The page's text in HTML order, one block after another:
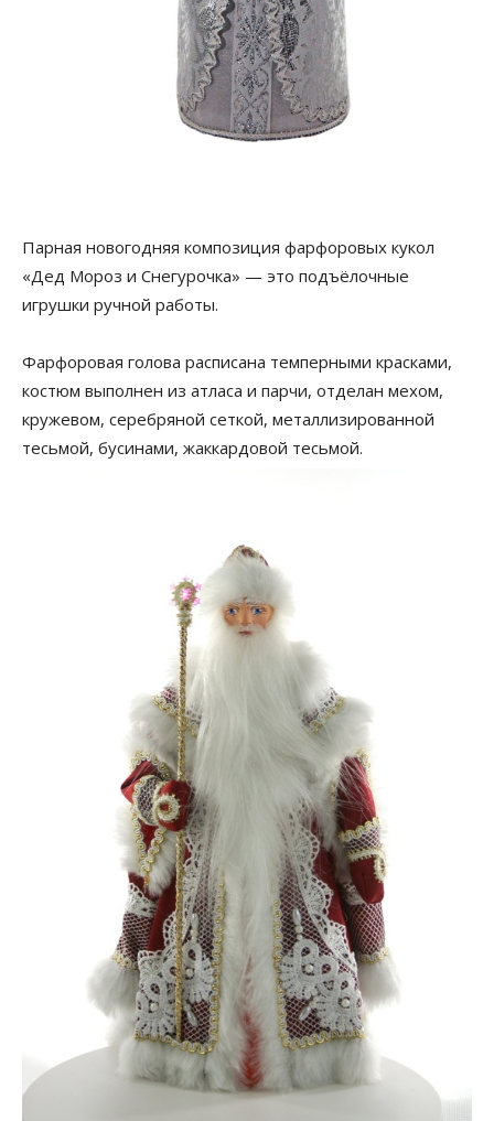
Парная новогодняя композиция фарфоровых кукол
«Дед Мороз и Снегурочка» — это подъёлочные
игрушки ручной работы.
Фарфоровая голова расписана темперными красками,
костюм выполнен из атласа и парчи, отделан мехом,
кружевом, серебряной сеткой, металлизированной
тесьмой, бусинами, жаккардовой тесьмой.